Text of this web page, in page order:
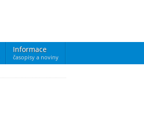
Informace
časopisy a noviny